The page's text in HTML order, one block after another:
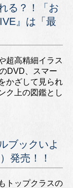
る？！「お
』は「最
超高精細イラス
DVD、スマー
かざして見られ
ク上の図鑑とし
ブックいよ
発売！！
トップクラスの